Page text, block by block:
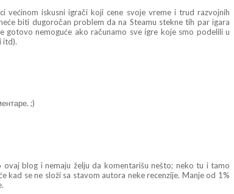
većinom iskusni igrači koji cene svoje vreme i trud razvojnih
biti dugoročan problem da na Steamu stekne tih par igara
gotovo nemoguće ako računamo sve igre koje smo podelili u
itd).
;)
blog i nemaju želju da komentarišu nešto; neko tu i tamo
kad se ne složi sa stavom autora neke recenzije. Manje od 1%